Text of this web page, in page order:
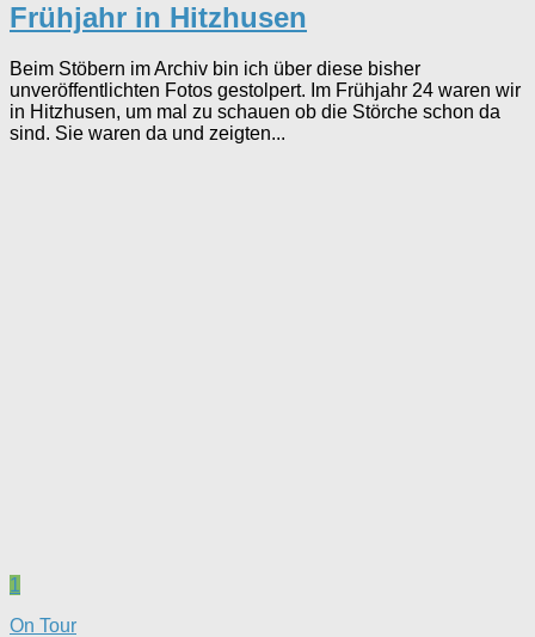
Frühjahr in Hitzhusen
Beim Stöbern im Archiv bin ich über diese bisher
unveröffentlichten Fotos gestolpert. Im Frühjahr 24 waren wir
in Hitzhusen, um mal zu schauen ob die Störche schon da
sind. Sie waren da und zeigten...
1
On Tour